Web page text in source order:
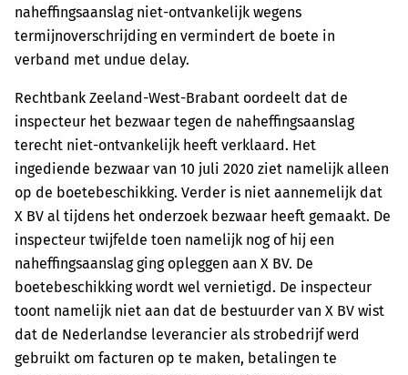
naheffingsaanslag niet-ontvankelijk wegens
termijnoverschrijding en vermindert de boete in
verband met undue delay.
Rechtbank Zeeland-West-Brabant oordeelt dat de
inspecteur het bezwaar tegen de naheffingsaanslag
terecht niet-ontvankelijk heeft verklaard. Het
ingediende bezwaar van 10 juli 2020 ziet namelijk alleen
op de boetebeschikking. Verder is niet aannemelijk dat
X BV al tijdens het onderzoek bezwaar heeft gemaakt. De
inspecteur twijfelde toen namelijk nog of hij een
naheffingsaanslag ging opleggen aan X BV. De
boetebeschikking wordt wel vernietigd. De inspecteur
toont namelijk niet aan dat de bestuurder van X BV wist
dat de Nederlandse leverancier als strobedrijf werd
gebruikt om facturen op te maken, betalingen te